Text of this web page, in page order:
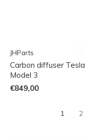
JHParts
Carbon diffuser Tesla
Model 3
€849,00
1 2